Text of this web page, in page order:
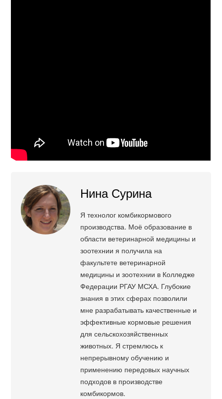
Нина Сурина
Я технолог комбикормового
производства. Моё образование в
области ветеринарной медицины и
зоотехнии я получила на
факультете ветеринарной
медицины и зоотехнии в Колледже
Федерации РГАУ МСХА. Глубокие
знания в этих сферах позволили
мне разрабатывать качественные и
эффективные кормовые решения
для сельскохозяйственных
животных. Я стремлюсь к
непрерывному обучению и
применению передовых научных
подходов в производстве
комбикормов.